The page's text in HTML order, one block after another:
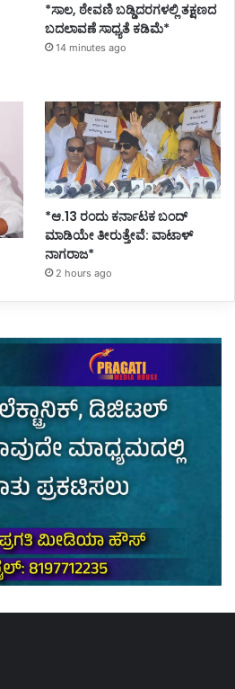
*ಸಾಲ, ಠೇವಣಿ ಬಡ್ಡಿದರಗಳಲ್ಲಿ ತಕ್ಷಣದ
ಬದಲಾವಣೆ ಸಾಧ್ಯತೆ ಕಡಿಮೆ*
14 minutes ago
*ಆ.13 ರಂದು ಕರ್ನಾಟಕ ಬಂದ್
ಮಾಡಿಯೇ ತೀರುತ್ತೇವೆ: ವಾಟಾಳ್
ನಾಗರಾಜ*
2 hours ago